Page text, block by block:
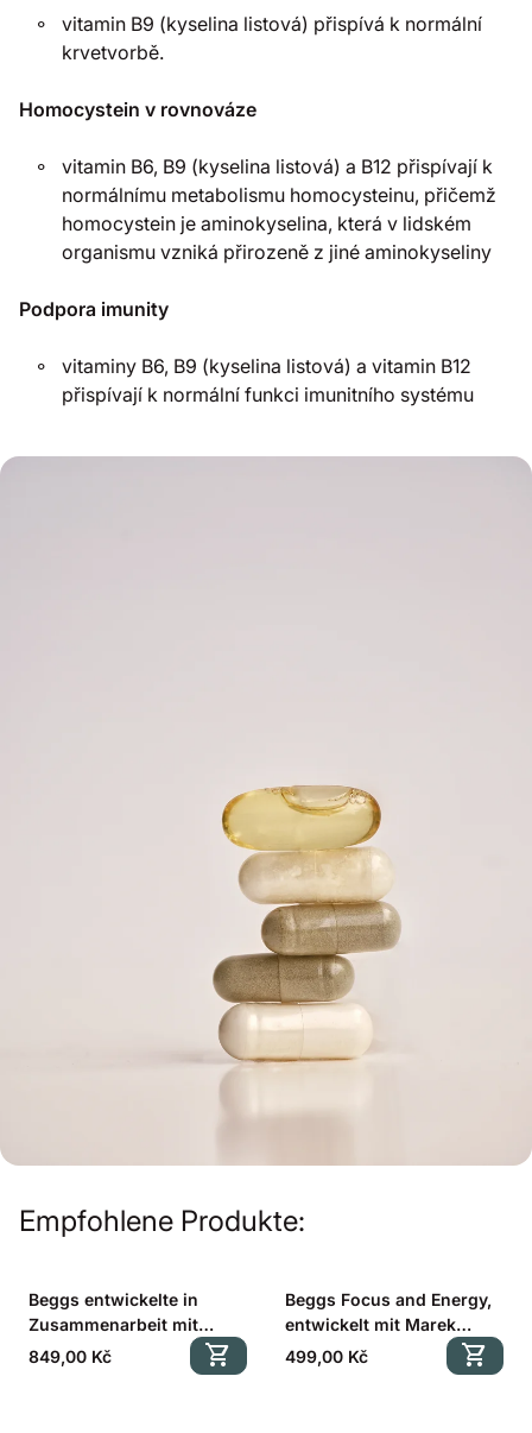
vitamin B9 (kyselina listová) přispívá k normální
krvetvorbě.
Homocystein v rovnováze
vitamin B6, B9 (kyselina listová) a B12 přispívají k
normálnímu metabolismu homocysteinu, přičemž
homocystein je aminokyselina, která v lidském
organismu vzniká přirozeně z jiné aminokyseliny
Podpora imunity
vitaminy B6, B9 (kyselina listová) a vitamin B12
přispívají k normální funkci imunitního systému
Empfohlene Produkte:
Beggs entwickelte in
Zusammenarbeit mit
MUDr. Marek Dvořák
Regulärer Preis
849,00 Kč shopping_cart
Beggs Focus and Energy,
entwickelt mit Marek
Dvořák (60 cps).
Regulärer Preis
499,00 Kč shopping_cart